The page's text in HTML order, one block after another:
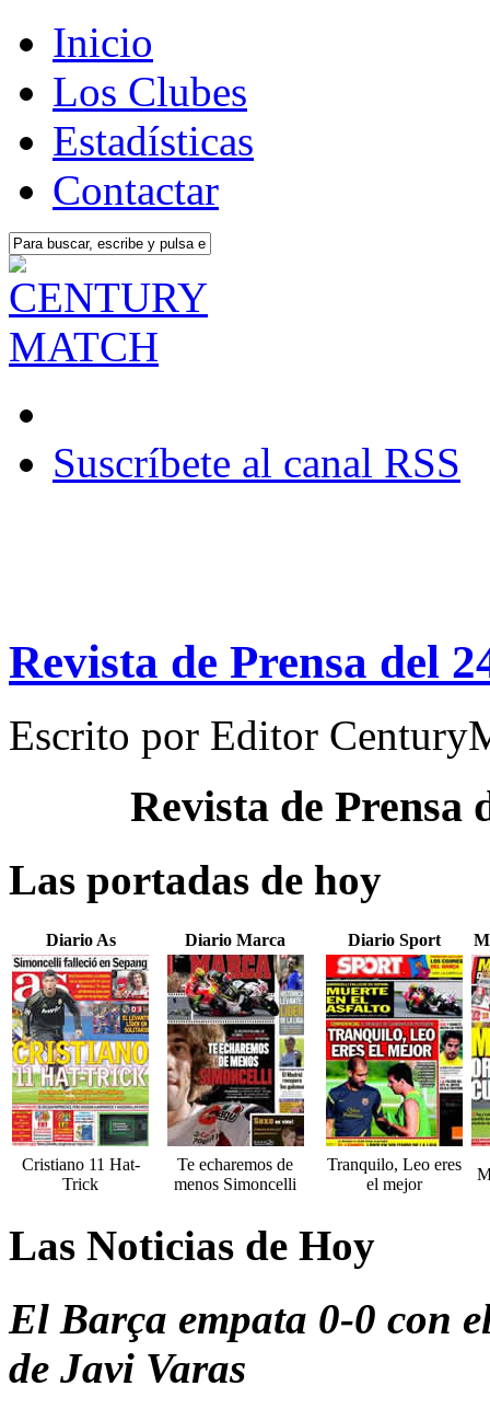
Inicio
Los Clubes
Estadísticas
Contactar
Suscríbete al canal RSS
Revista de Prensa del
Escrito por Editor
Revista de Prensa
Las portadas de hoy
Diario As Diario Marca Diario Sport
Cristiano 11 Hat-
Trick
Te echaremos de
menos Simoncelli
Tranquilo, Leo eres
el mejor
Las Noticias de Hoy
El Barça empata 0-0 con
de Javi Varas